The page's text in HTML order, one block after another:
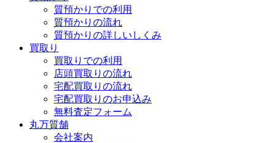
質預かりでの利用
質預かりの流れ
質預かりの詳しいしくみ
買取り
買取りでの利用
店頭買取りの流れ
宅配買取りの流れ
宅配買取りのお申込み
無料査定フォーム
丸万質舗
会社案内